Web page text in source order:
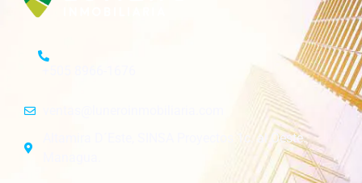
Altamira D´Este, SINSA Proyectos 1c. al Oeste.